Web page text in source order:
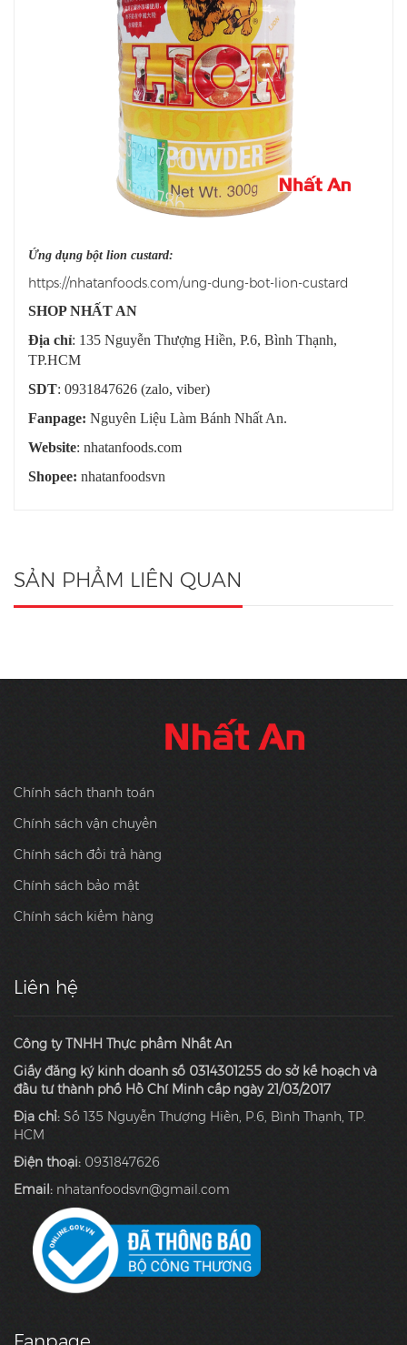
Ứng dụng bột lion custard:
https://nhatanfoods.com/ung-dung-bot-lion-custard
SHOP NHẤT AN
Địa chỉ: 135 Nguyễn Thượng Hiền, P.6, Bình Thạnh,
TP.HCM
SDT: 0931847626 (zalo, viber)
Fanpage: Nguyên Liệu Làm Bánh Nhất An.
Website: nhatanfoods.com
Shopee: nhatanfoodsvn
SẢN PHẨM LIÊN QUAN
Chính sách thanh toán
Chính sách vận chuyển
Chính sách đổi trả hàng
Chính sách bảo mật
Chính sách kiểm hàng
Liên hệ
Công ty TNHH Thực phẩm Nhất An
Giấy đăng ký kinh doanh số 0314301255 do sở kế hoạch và
đầu tư thành phố Hồ Chí Minh cấp ngày 21/03/2017
Địa chỉ: Số 135 Nguyễn Thượng Hiền, P.6, Bình Thạnh, TP.
HCM
Điện thoại: 0931847626
Email: nhatanfoodsvn@gmail.com